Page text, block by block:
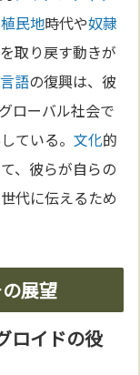
植民地時代や奴隷
を取り戻す動きが
言語の復興は、彼
ローバル社会で
ている。文化的
、彼らが自らの
代に伝えるため
展望
ロイドの役